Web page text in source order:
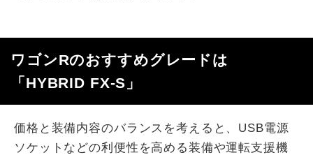
ワゴンRのおすすめグレードは
「HYBRID FX-S」
価格と装備内容のバランスを考えると、USB電源
ソケットなどの利便性を高める装備や運転支援機